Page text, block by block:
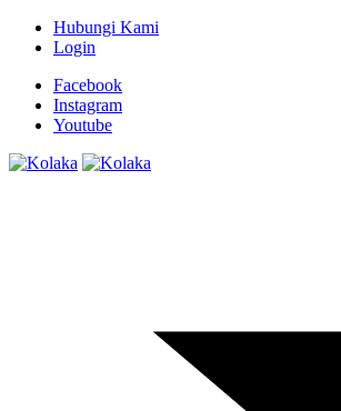
Hubungi Kami
Login
Facebook
Instagram
Youtube